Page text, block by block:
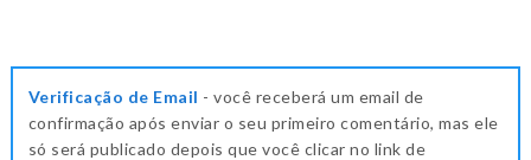
Verificação de Email - você receberá um email de
confirmação após enviar o seu primeiro comentário, mas ele
só será publicado depois que você clicar no link de